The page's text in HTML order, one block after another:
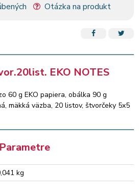
Otázka na produkt
EKO NOTES
60 g EKO papiera, obálka 90 g
mäkká väzba, 20 listov, štvorčeky 5x5
Parametre
kg